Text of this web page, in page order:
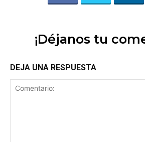
¡Déjanos tu
DEJA UNA RESPUESTA